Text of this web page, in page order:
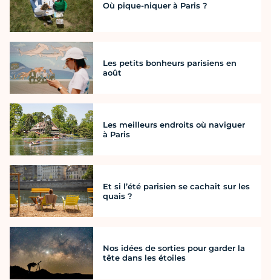
Où pique-niquer à Paris ?
Les petits bonheurs parisiens en
août
Les meilleurs endroits où naviguer
à Paris
Et si l’été parisien se cachait sur les
quais ?
Nos idées de sorties pour garder la
tête dans les étoiles